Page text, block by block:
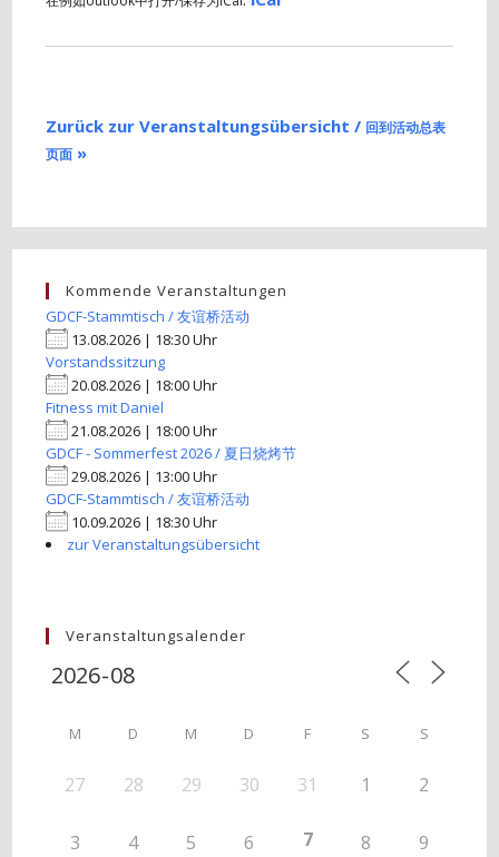
Zurück zur Veranstaltungsübersicht / 回到活动总表
页面 »
Kommende Veranstaltungen
GDCF-Stammtisch / 友谊桥活动
13.08.2026 | 18:30 Uhr
Vorstandssitzung
20.08.2026 | 18:00 Uhr
Fitness mit Daniel
21.08.2026 | 18:00 Uhr
GDCF - Sommerfest 2026 / 夏日烧烤节
29.08.2026 | 13:00 Uhr
GDCF-Stammtisch / 友谊桥活动
10.09.2026 | 18:30 Uhr
zur Veranstaltungsübersicht
Veranstaltungsalender
M D M D F S S
27 28 29 30 31 1 2
3 4 5 6 7 8 9